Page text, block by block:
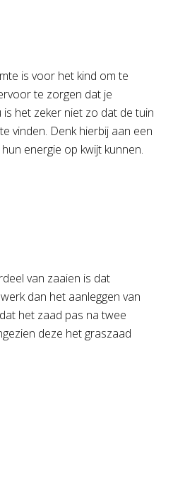
is voor het kind om te
te zorgen dat je
het zeker niet zo dat de tuin
vinden. Denk hierbij aan een
energie op kwijt kunnen.
van zaaien is dat
dan het aanleggen van
het zaad pas na twee
deze het graszaad